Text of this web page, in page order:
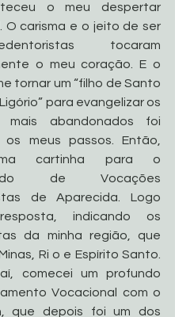
o meu despertar
O carisma e o jeito de ser
tocaram
o meu coração. E o
tornar um “filho de Santo
para evangelizar os
abandonados foi
os meus passos. Então,
cartinha para o
de Vocações
de Aparecida. Logo
indicando os
da minha região, que
Ri o e Espírito Santo.
comecei um profundo
Vocacional com o
que depois foi um dos